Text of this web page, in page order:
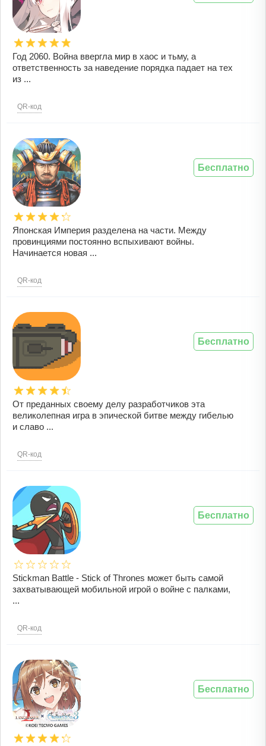
Год 2060. Война ввергла мир в хаос и тьму, а
ответственность за наведение порядка падает на тех
из ...
QR-код
Японская Империя разделена на части. Между
провинциями постоянно вспыхивают войны.
Начинается новая ...
QR-код
Бесплатно
От преданных своему делу разработчиков эта
великолепная игра в эпической битве между гибелью
и славо ...
QR-код
Бесплатно
Stickman Battle - Stick of Thrones может быть самой
захватывающей мобильной игрой о войне с палками,
...
QR-код
Бесплатно
Бесплатно